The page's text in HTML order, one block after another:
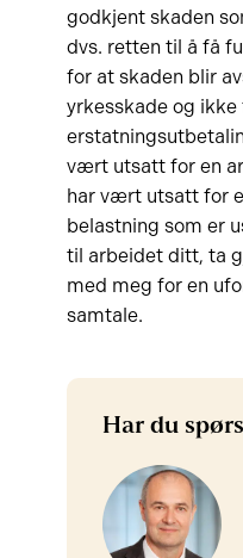
godkjent skaden
dvs. retten til å få
for at skaden blir
yrkesskade og
vært utsatt for en
har vært utsatt for
belastning som er
til arbeidet ditt, ta
med meg for en
samtale.
Har du